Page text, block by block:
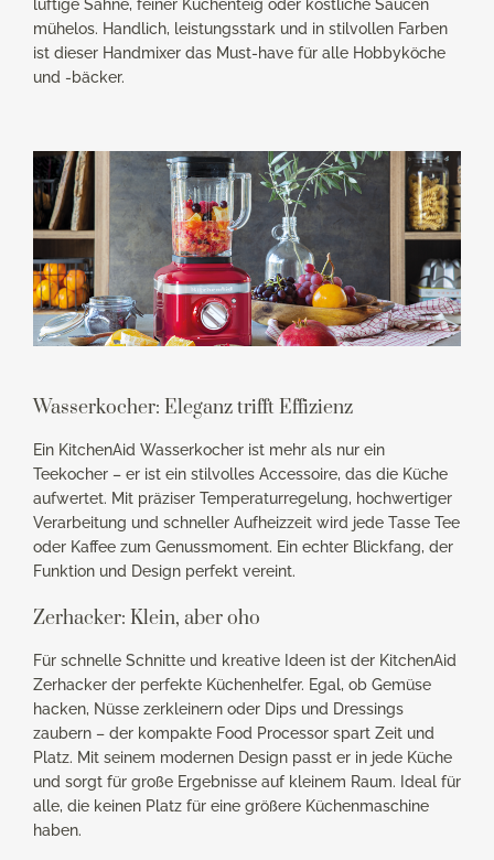
luftige Sahne, feiner Kuchenteig oder köstliche Saucen
mühelos. Handlich, leistungsstark und in stilvollen Farben
ist dieser Handmixer das Must-have für alle Hobbyköche
und -bäcker.
Wasserkocher: Eleganz trifft Effizienz
Ein KitchenAid Wasserkocher ist mehr als nur ein
Teekocher – er ist ein stilvolles Accessoire, das die Küche
aufwertet. Mit präziser Temperaturregelung, hochwertiger
Verarbeitung und schneller Aufheizzeit wird jede Tasse Tee
oder Kaffee zum Genussmoment. Ein echter Blickfang, der
Funktion und Design perfekt vereint.
Zerhacker: Klein, aber oho
Für schnelle Schnitte und kreative Ideen ist der KitchenAid
Zerhacker der perfekte Küchenhelfer. Egal, ob Gemüse
hacken, Nüsse zerkleinern oder Dips und Dressings
zaubern – der kompakte Food Processor spart Zeit und
Platz. Mit seinem modernen Design passt er in jede Küche
und sorgt für große Ergebnisse auf kleinem Raum. Ideal für
alle, die keinen Platz für eine größere Küchenmaschine
haben.